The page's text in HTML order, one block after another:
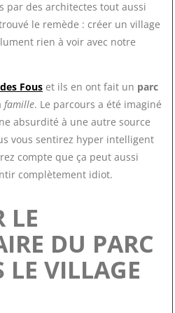
par des architectes tout aussi
le remède : créer un village
rien à voir avec notre
Fouset ils en ont fait un parc
famille. Le parcours a été imaginé
absurdité à une autre source
vous sentirez hyper intelligent
compte que ça peut aussi
complètement idiot.
LE
DU PARC
LE VILLAGE